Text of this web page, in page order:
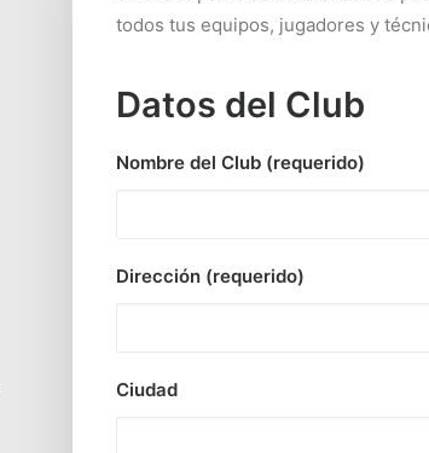
todos tus equipos, jugadores y
Datos del Club
Nombre del Club (requerido)
Dirección (requerido)
Ciudad